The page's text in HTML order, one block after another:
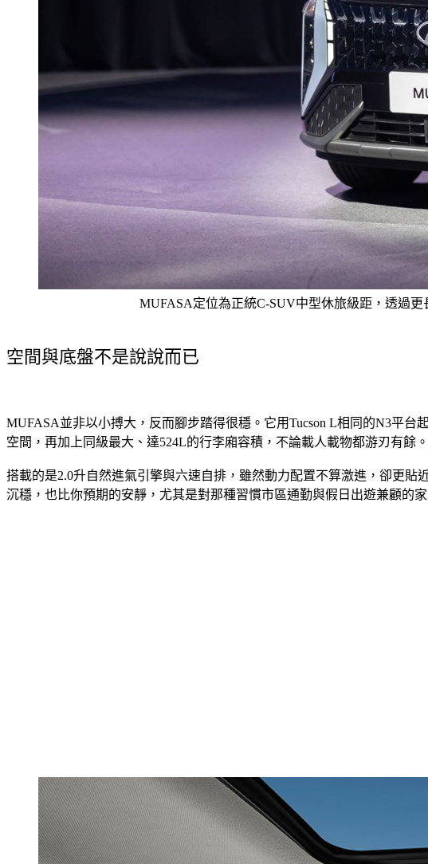
MUFASA定位為正統C-SUV中型休旅級距，透過
空間與底盤不是說說而已
MUFASA並非以小搏大，反而腳步踏得很穩。它用Tucson L相同的N3平
空間，再加上同級最大、達524L的行李廂容積，不論載人載物都游刃有餘。
搭載的是2.0升自然進氣引擎與六速自排，雖然動力配置不算激進，卻更
沉穩，也比你預期的安靜，尤其是對那種習慣市區通勤與假日出遊兼顧的